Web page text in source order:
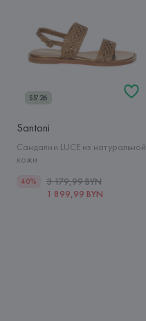
SS'26
Santoni
Сандалии LUCE из натуральной
кожи
40%
3 179,99 BYN
1 899,99 BYN